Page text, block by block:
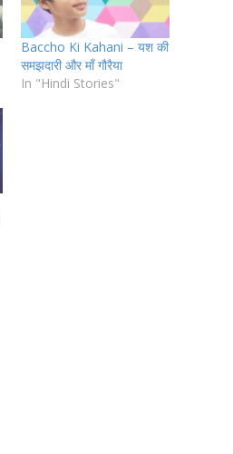
Baccho Ki Kahani – यश की
समझदारी और माँ गौरैया
In "Hindi Stories"